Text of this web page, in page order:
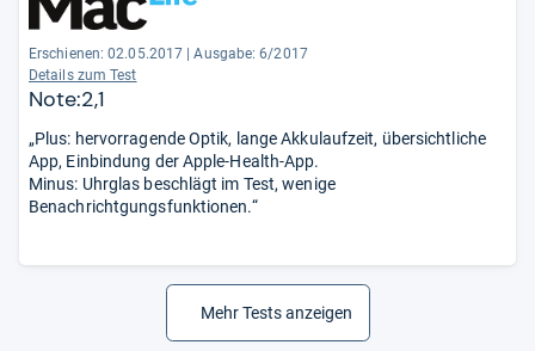
Erschienen: 02.05.2017 | Ausgabe: 6/2017
Details zum Test
Note:2,1
„Plus: hervorragende Optik, lange Akkulaufzeit, übersichtliche
App, Einbindung der Apple-Health-App.
Minus: Uhrglas beschlägt im Test, wenige
Benachrichtgungsfunktionen.“
Mehr Tests anzeigen